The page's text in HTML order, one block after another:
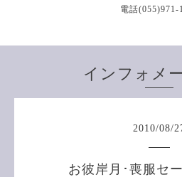
電話(055)971-
インフォメ
2010/08/
お彼岸月･喪服セ